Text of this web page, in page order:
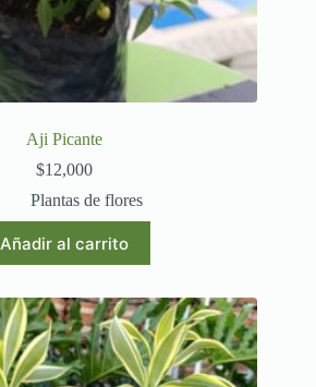
Aji Picante
$12,000
Plantas de flores
Añadir al carrito